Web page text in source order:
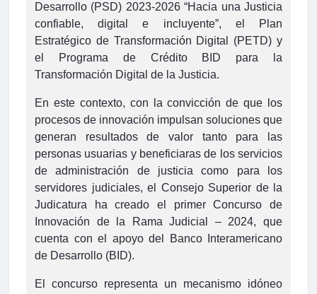
Desarrollo (PSD) 2023-2026 “Hacia una Justicia
confiable, digital e incluyente”, el Plan
Estratégico de Transformación Digital (PETD) y
el Programa de Crédito BID para la
Transformación Digital de la Justicia.
En este contexto, con la convicción de que los
procesos de innovación impulsan soluciones que
generan resultados de valor tanto para las
personas usuarias y beneficiaras de los servicios
de administración de justicia como para los
servidores judiciales, el Consejo Superior de la
Judicatura ha creado el primer Concurso de
Innovación de la Rama Judicial – 2024, que
cuenta con el apoyo del Banco Interamericano
de Desarrollo (BID).
El concurso representa un mecanismo idóneo